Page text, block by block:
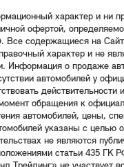
характер и ни
офертой,
Все содержащиеся на
характер и не
Информация о продаже
автомобилей у
действительности
обращения к
автомобилей, цены,
указаны с целью
не являются
статьи 435 ГК